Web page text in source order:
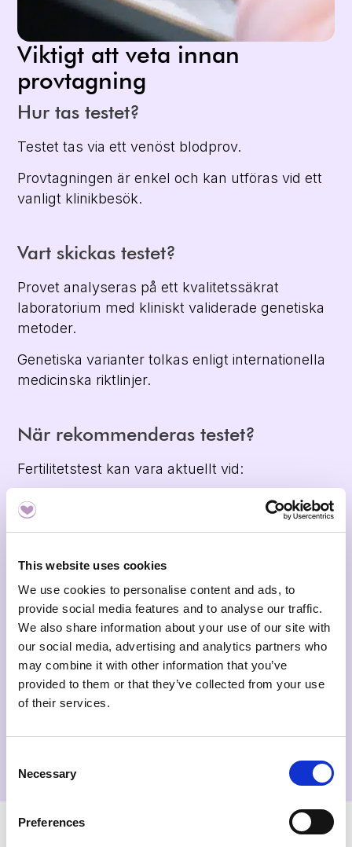
This website uses cookies
We use cookies to personalise content and ads, to
provide social media features and to analyse our traffic.
We also share information about your use of our site with
our social media, advertising and analytics partners who
may combine it with other information that you’ve
provided to them or that they’ve collected from your use
of their services.
Selection
Necessary
Preferences
Viktigt att veta innan
provtagning
Hur tas testet?
Testet tas via ett venöst blodprov.
Provtagningen är enkel och kan utföras vid ett
vanligt klinikbesök.
Vart skickas testet?
Provet analyseras på ett kvalitetssäkrat
laboratorium med kliniskt validerade genetiska
metoder.
Genetiska varianter tolkas enligt internationella
medicinska riktlinjer.
När rekommenderas testet?
Fertilitetstest kan vara aktuellt vid:
Azoospermi eller kraftigt nedsatt
Primär ovarialsvikt (POI)
Upprepade missfall
Misstänkt genetisk infertilitet
Inför IVF eller annan assisterad
reproduktion